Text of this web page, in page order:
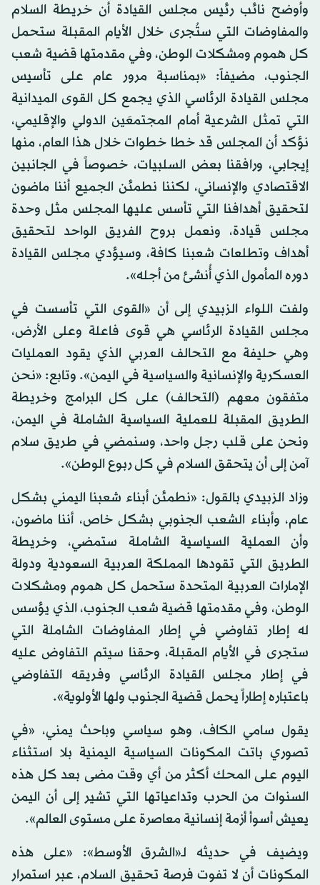
وأوضح نائب رئيس مجلس القيادة أن خريطة السلام
والمفاوضات التي ستُجرى خلال الأيام المقبلة ستحمل
كل هموم ومشكلات الوطن، وفي مقدمتها قضية شعب
الجنوب، مضيفاً: «بمناسبة مرور عام على تأسيس
مجلس القيادة الرئاسي الذي يجمع كل القوى الميدانية
التي تمثل الشرعية أمام المجتمعَين الدولي والإقليمي،
نؤكد أن المجلس قد خطا خطوات خلال هذا العام، منها
إيجابي، ورافقنا بعض السلبيات، خصوصاً في الجانبين
الاقتصادي والإنساني، لكننا نطمئن الجميع أننا ماضون
لتحقيق أهدافنا التي تأسس عليها المجلس مثل وحدة
مجلس قيادة، ونعمل بروح الفريق الواحد لتحقيق
أهداف وتطلعات شعبنا كافة، وسيؤدي مجلس القيادة
دوره المأمول الذي أُنشئ من أجله».
ولفت اللواء الزبيدي إلى أن «القوى التي تأسست في
مجلس القيادة الرئاسي هي قوى فاعلة وعلى الأرض،
وهي حليفة مع التحالف العربي الذي يقود العمليات
العسكرية والإنسانية والسياسية في اليمن». وتابع: «نحن
متفقون معهم (التحالف) على كل البرامج وخريطة
الطريق المقبلة للعملية السياسية الشاملة في اليمن،
ونحن على قلب رجل واحد، وسنمضي في طريق سلام
آمن إلى أن يتحقق السلام في كل ربوع الوطن».
وزاد الزبيدي بالقول: «نطمئن أبناء شعبنا اليمني بشكل
عام، وأبناء الشعب الجنوبي بشكل خاص، أننا ماضون،
وأن العملية السياسية الشاملة ستمضي، وخريطة
الطريق التي تقودها المملكة العربية السعودية ودولة
الإمارات العربية المتحدة ستحمل كل هموم ومشكلات
الوطن، وفي مقدمتها قضية شعب الجنوب، الذي يؤسس
له إطار تفاوضي في إطار المفاوضات الشاملة التي
ستجرى في الأيام المقبلة، وحقنا سيتم التفاوض عليه
في إطار مجلس القيادة الرئاسي وفريقه التفاوضي
باعتباره إطاراً يحمل قضية الجنوب ولها الأولوية».
يقول سامي الكاف، وهو سياسي وباحث يمني، «في
تصوري باتت المكونات السياسية اليمنية بلا استثناء
اليوم على المحك أكثر من أي وقت مضى بعد كل هذه
السنوات من الحرب وتداعياتها التي تشير إلى أن اليمن
يعيش أسوأ أزمة إنسانية معاصرة على مستوى العالم».
ويضيف في حديثه لـ«الشرق الأوسط»: «على هذه
المكونات أن لا تفوت فرصة تحقيق السلام، عبر استمرار